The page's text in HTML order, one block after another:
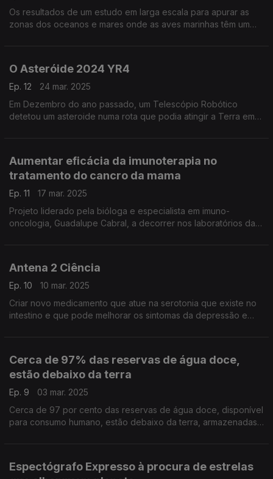
Os resultados de um estudo em larga escala para apurar as
zonas dos oceanos e mares onde as aves marinhas têm um
O Asteróide 2024 YR4
Ep. 12
24 mar. 2025
Em Dezembro do ano passado, um Telescópio Robótico
detetou um asteroide numa rota que podia atingir a Terra em
Aumentar eficácia da imunoterapia no
tratamento do cancro da mama
Ep. 11
17 mar. 2025
Projeto liderado pela bióloga e especialista em imuno-
oncologia, Guadalupe Cabral, a decorrer nos laboratórios da
Antena 2 Ciência
Ep. 10
10 mar. 2025
Criar novo medicamento que atue na serotonia que existe no
intestino e que pode melhorar os sintomas da depressão e
Cerca de 97% das reservas de água doce,
estão debaixo da terra
Ep. 9
03 mar. 2025
Cerca de 97 por cento das reservas de água doce, disponível
para consumo humano, estão debaixo da terra, armazenadas
Espectógrafo Expresso à procura de estrelas